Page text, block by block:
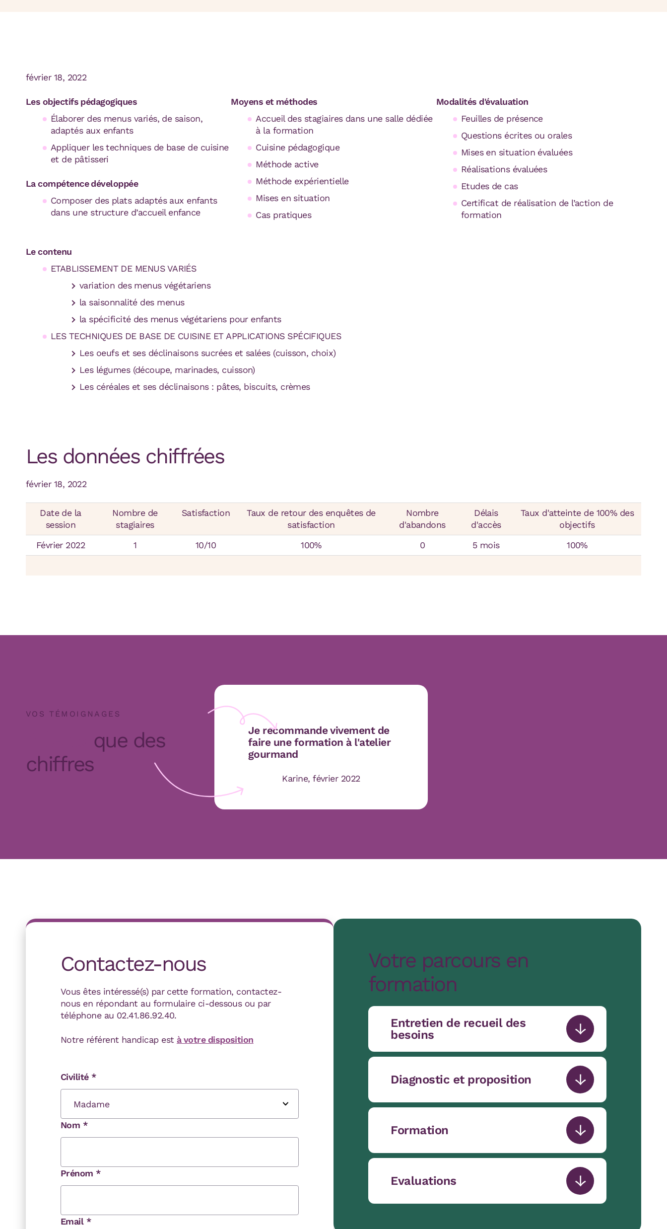
février 18, 2022
Les objectifs pédagogiques
Élaborer des menus variés, de saison,
adaptés aux enfants
Appliquer les techniques de base de cuisine
et de pâtisseri
La compétence développée
Composer des plats adaptés aux enfants
dans une structure d’accueil enfance
Moyens et méthodes
Accueil des stagiaires dans une salle dédiée
à la formation
Cuisine pédagogique
Méthode active
Méthode expérientielle
Mises en situation
Cas pratiques
Modalités d'évaluation
Feuilles de présence
Questions écrites ou orales
Mises en situation évaluées
Réalisations évaluées
Etudes de cas
Certificat de réalisation de l’action de
formation
Le contenu
ETABLISSEMENT DE MENUS VARIÉS
variation des menus végétariens
la saisonnalité des menus
la spécificité des menus végétariens pour enfants
LES TECHNIQUES DE BASE DE CUISINE ET APPLICATIONS SPÉCIFIQUES
Les oeufs et ses déclinaisons sucrées et salées (cuisson, choix)
Les légumes (découpe, marinades, cuisson)
Les céréales et ses déclinaisons : pâtes, biscuits, crèmes
Les données chiffrées
février 18, 2022
Date de la
session
Nombre de
stagiaires
Satisfaction
Taux de retour des enquêtes de
satisfaction
Nombre
d'abandons
Délais
d'accès
Taux d'atteinte de 100% des
objectifs
Février 2022
1 10/10 100% 0 5 mois 100%
VOS TÉMOIGNAGES
que des
chiffres
Je recommande vivement de
faire une formation à l'atelier
gourmand
Karine, février 2022
Contactez-nous
Vous êtes intéressé(s) par cette formation, contactez-
nous en répondant au formulaire ci-dessous ou par
téléphone au 02.41.86.92.40.
Notre référent handicap est à votre disposition
Civilité *
Nom *
Prénom *
Email *
Votre parcours en
formation
Entretien de recueil des
besoins
Diagnostic et proposition
Formation
Evaluations